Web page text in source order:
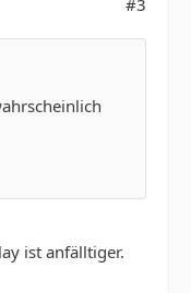
#3
ist anfälltiger.